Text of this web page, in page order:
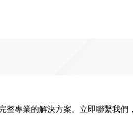
專業的解決方案。立即聯繫我們